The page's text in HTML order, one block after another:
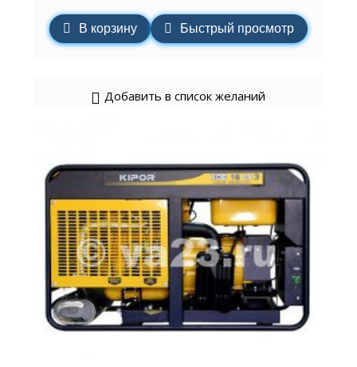
В корзину Быстрый просмотр
Добавить в список желаний